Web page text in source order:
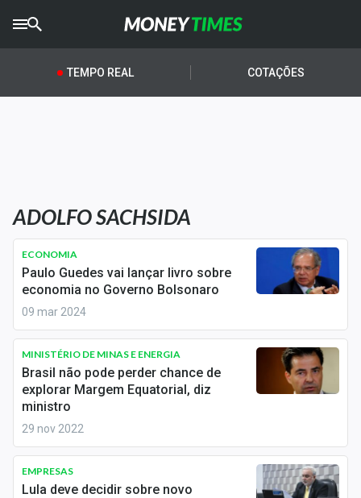
CRYPTOTIMES
AGROTIMES
Newsletters
Money Trader
Anuncie
Últimas Notícias
Newsletters
Cotações
Comprar ou vender?
Carteiras Recomendadas
TEMPO REAL COTAÇÕES
ADOLFO SACHSIDA
ECONOMIA
Paulo Guedes vai lançar livro sobre
economia no Governo Bolsonaro
09 mar 2024
MINISTÉRIO DE MINAS E ENERGIA
Brasil não pode perder chance de
explorar Margem Equatorial, diz
ministro
29 nov 2022
EMPRESAS
Lula deve decidir sobre novo